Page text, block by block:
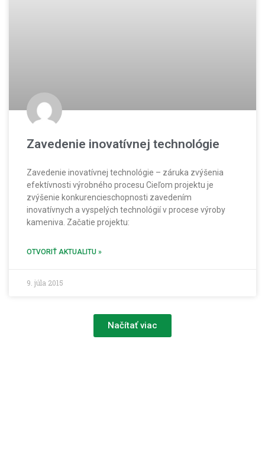
Zavedenie inovatívnej technológie
Zavedenie inovatívnej technológie – záruka zvýšenia
efektívnosti výrobného procesu Cieľom projektu je
zvýšenie konkurencieschopnosti zavedením
inovatívnych a vyspelých technológií v procese výroby
kameniva. Začatie projektu:
OTVORIŤ AKTUALITU »
9. júla 2015
Načítať viac